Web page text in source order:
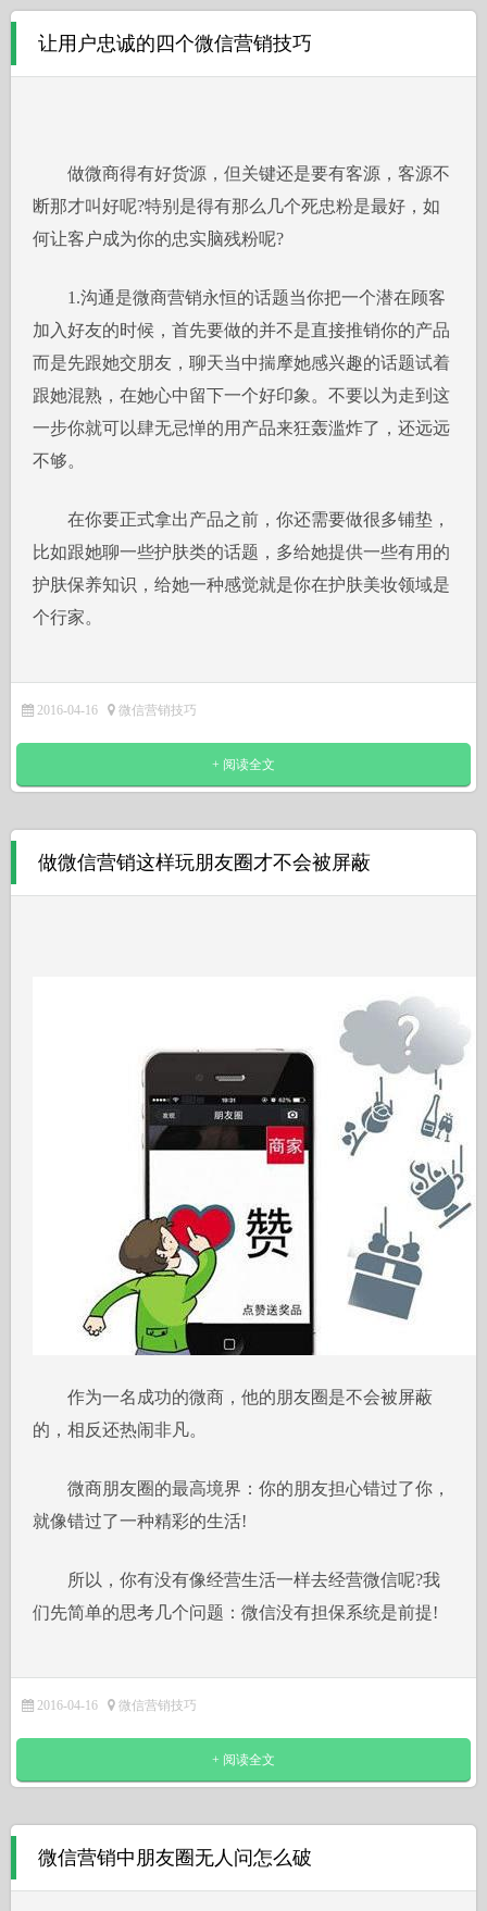
让用户忠诚的四个微信营销技巧
做微商得有好货源，但关键还是要有客源，客源不
断那才叫好呢?特别是得有那么几个死忠粉是最好，如
何让客户成为你的忠实脑残粉呢?
1.沟通是微商营销永恒的话题当你把一个潜在顾客
加入好友的时候，首先要做的并不是直接推销你的产品
而是先跟她交朋友，聊天当中揣摩她感兴趣的话题试着
跟她混熟，在她心中留下一个好印象。不要以为走到这
一步你就可以肆无忌惮的用产品来狂轰滥炸了，还远远
不够。
在你要正式拿出产品之前，你还需要做很多铺垫，
比如跟她聊一些护肤类的话题，多给她提供一些有用的
护肤保养知识，给她一种感觉就是你在护肤美妆领域是
个行家。
2016-04-16 微信营销技巧
+ 阅读全文
做微信营销这样玩朋友圈才不会被屏蔽
作为一名成功的微商，他的朋友圈是不会被屏蔽
的，相反还热闹非凡。
微商朋友圈的最高境界：你的朋友担心错过了你，
就像错过了一种精彩的生活!
所以，你有没有像经营生活一样去经营微信呢?我
们先简单的思考几个问题：微信没有担保系统是前提!
2016-04-16 微信营销技巧
+ 阅读全文
微信营销中朋友圈无人问怎么破